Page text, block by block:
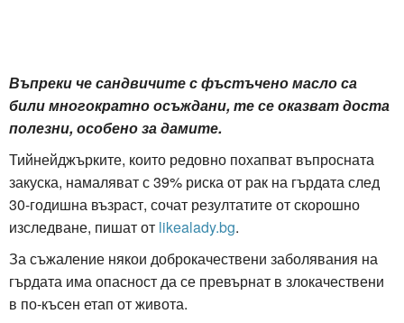
Въпреки че сандвичите с фъстъчено масло са
били многократно осъждани, те се оказват доста
полезни, особено за дамите.
Тийнейджърките, които редовно похапват въпросната
закуска, намаляват с 39% риска от рак на гърдата след
30-годишна възраст, сочат резултатите от скорошно
изследване, пишат от likealady.bg.
За съжаление някои доброкачествени заболявания на
гърдата има опасност да се превърнат в злокачествени
в по-късен етап от живота.